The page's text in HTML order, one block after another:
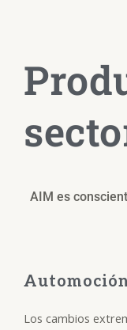
AIM es
Los cambios